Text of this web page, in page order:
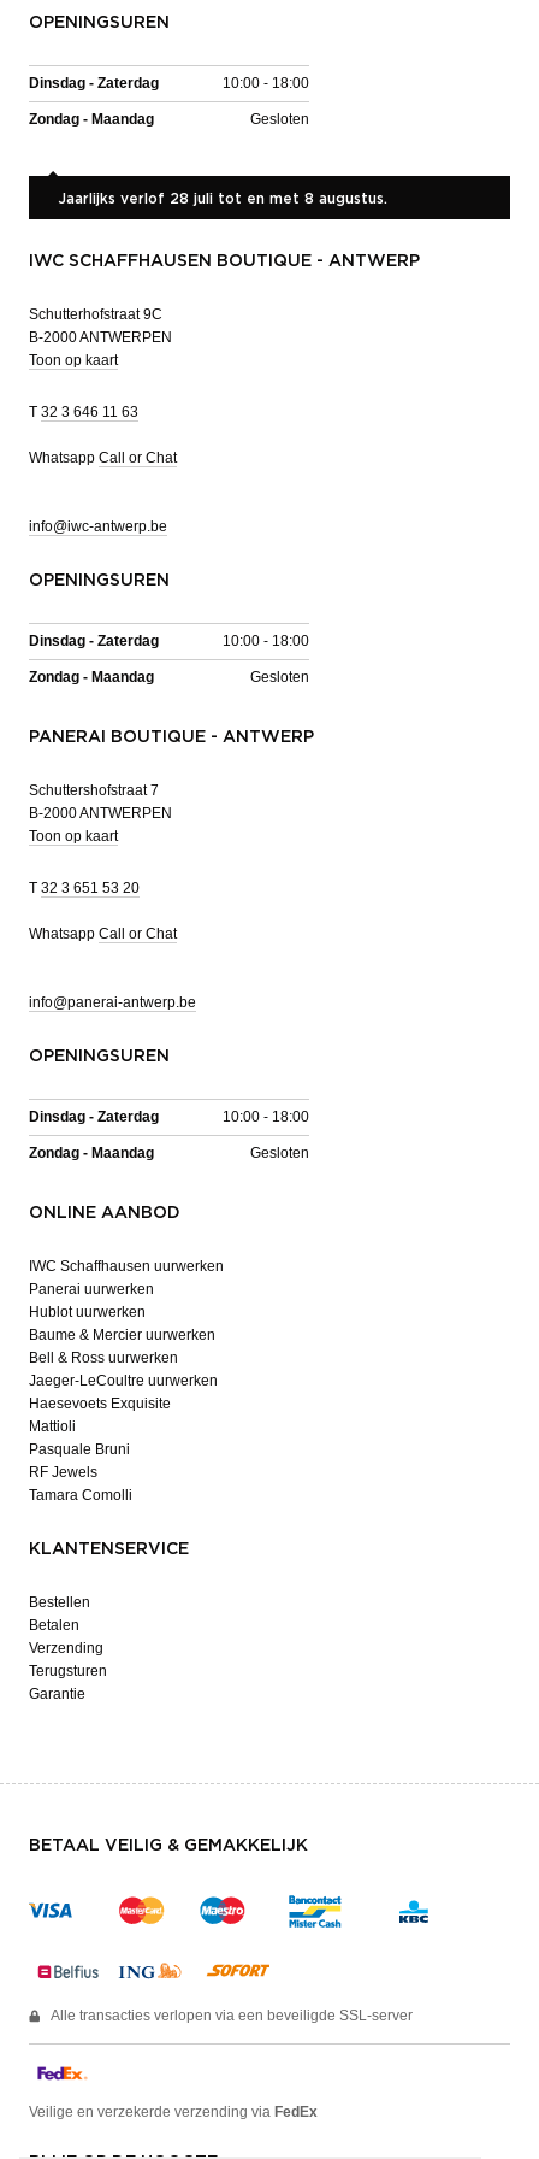
OPENINGSUREN
Dinsdag - Zaterdag 10:00 - 18:00
Zondag - Maandag Gesloten
Jaarlijks verlof 28 juli tot en met 8 augustus.
IWC SCHAFFHAUSEN BOUTIQUE - ANTWERP
Schutterhofstraat 9C
B-2000 ANTWERPEN
Toon op kaart
T 32 3 646 11 63
Whatsapp Call or Chat
info@iwc-antwerp.be
OPENINGSUREN
Dinsdag - Zaterdag 10:00 - 18:00
Zondag - Maandag Gesloten
PANERAI BOUTIQUE - ANTWERP
Schuttershofstraat 7
B-2000 ANTWERPEN
Toon op kaart
T 32 3 651 53 20
Whatsapp Call or Chat
info@panerai-antwerp.be
OPENINGSUREN
Dinsdag - Zaterdag 10:00 - 18:00
Zondag - Maandag Gesloten
ONLINE AANBOD
IWC Schaffhausen uurwerken
Panerai uurwerken
Hublot uurwerken
Baume & Mercier uurwerken
Bell & Ross uurwerken
Jaeger-LeCoultre uurwerken
Haesevoets Exquisite
Mattioli
Pasquale Bruni
RF Jewels
Tamara Comolli
KLANTENSERVICE
Bestellen
Betalen
Verzending
Terugsturen
Garantie
BETAAL VEILIG & GEMAKKELIJK
Alle transacties verlopen via een beveiligde SSL-server
Veilige en verzekerde verzending via FedEx